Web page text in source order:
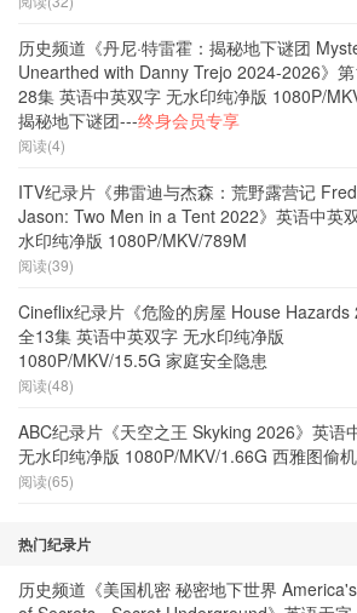
历史频道《丹尼·特雷霍：揭秘地下谜团
Unearthed with Danny Trejo 2024-2026》
28集 英语中英双字 无水印纯净版 1080P/
揭秘地下谜团---终身会员专享
阅读(4)
ITV纪录片《弗雷迪与杰森：荒野露营记
Jason: Two Men in a Tent 2022》英语中英
水印纯净版 1080P/MKV/789M
阅读(39)
Cineflix纪录片《危险的房屋 House Hazards
全13集 英语中英双字 无水印纯净版
1080P/MKV/15.5G 家庭安全隐患
阅读(48)
ABC纪录片《天空之王 Skyking 2026》英语
无水印纯净版 1080P/MKV/1.66G 西雅图偷
阅读(65)
热门纪录片
历史频道《美国机密 秘密地下世界